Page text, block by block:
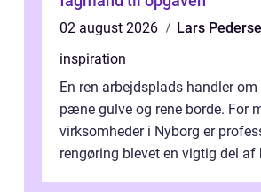
02 august 2026
Lars
inspiration
En ren arbejdsplads handler om
pæne gulve og rene borde. For
virksomheder i Nyborg er
rengøring blevet en vigtig del af